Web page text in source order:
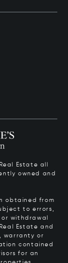
Estate all
owned and
obtained from
to errors,
withdrawal
Estate and
warranty or
contained
for an